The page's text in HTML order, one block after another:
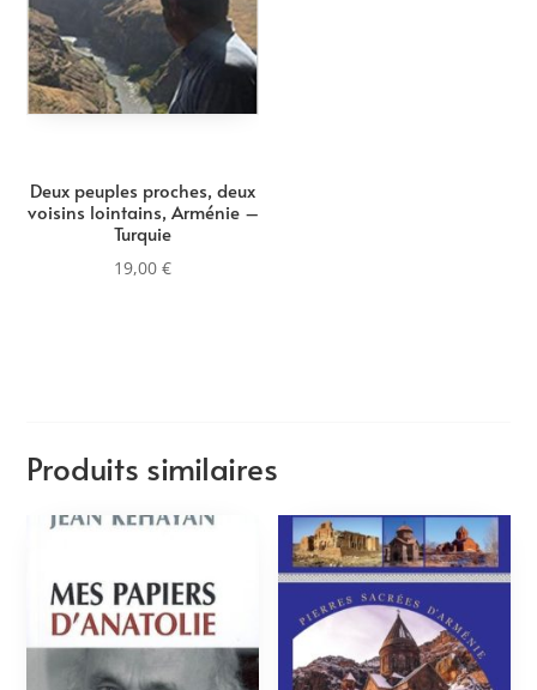
Deux peuples proches, deux
voisins lointains, Arménie –
Turquie
19,00€
Produits similaires